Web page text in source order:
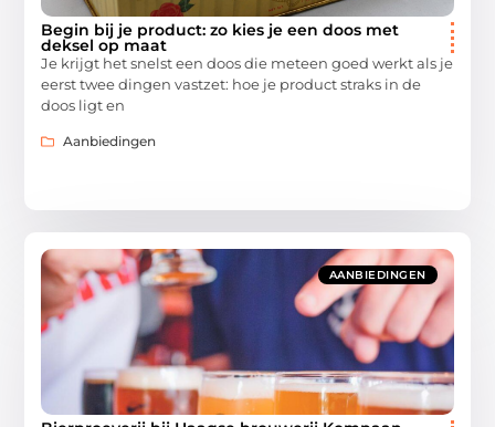
Begin bij je product: zo kies je een doos met
deksel op maat
Je krijgt het snelst een doos die meteen goed werkt als je
eerst twee dingen vastzet: hoe je product straks in de
doos ligt en
Aanbiedingen
AANBIEDINGEN